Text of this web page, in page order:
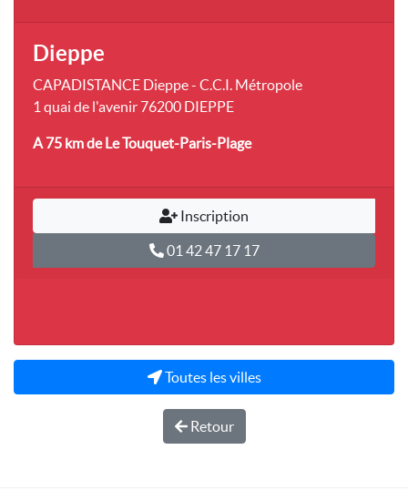
Dieppe
CAPADISTANCE Dieppe - C.C.I. Métropole
1 quai de l'avenir 76200 DIEPPE
A 75 kmde Le Touquet-Paris-Plage
Inscription
01 42 47 17 17
Toutes les villes
Retour